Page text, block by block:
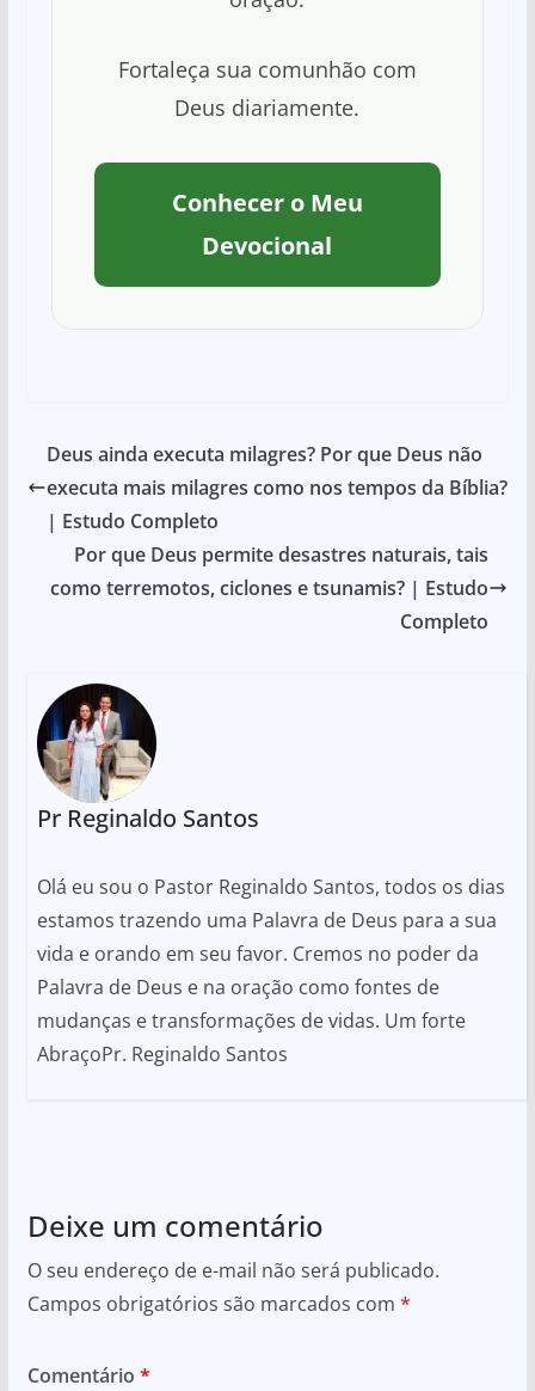
Fortaleça sua comunhão com
Deus diariamente.
Conhecer o Meu
Devocional
Deus ainda executa milagres? Por que Deus não
executa mais milagres como nos tempos da Bíblia?
| Estudo Completo
Por que Deus permite desastres naturais, tais
como terremotos, ciclones e tsunamis? | Estudo
Completo
Pr Reginaldo Santos
Olá eu sou o Pastor Reginaldo Santos, todos os dias
estamos trazendo uma Palavra de Deus para a sua
vida e orando em seu favor. Cremos no poder da
Palavra de Deus e na oração como fontes de
mudanças e transformações de vidas. Um forte
AbraçoPr. Reginaldo Santos
Deixe um comentário
O seu endereço de e-mail não será publicado.
Campos obrigatórios são marcados com *
Comentário *